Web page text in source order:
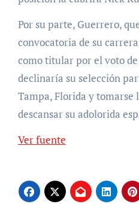
Por su parte, Guerrero,
convocatoria de su
como titular por el voto
declinaría su selección
Tampa, Florida y tomarse
descansar su adolorida
Ver fuente